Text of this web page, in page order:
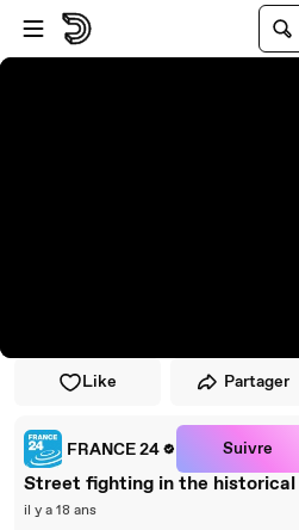
Passer au player
Passer au contenu principal
Like Partager
FRANCE 24 Suivre
Street fighting in the
il y a 18 ans